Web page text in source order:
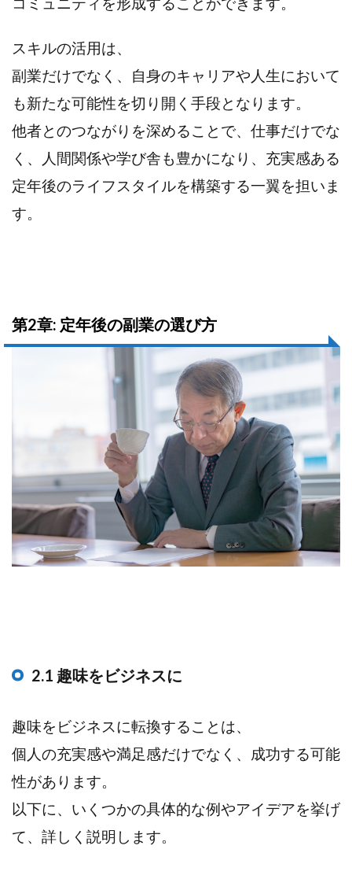
スキルの活用は、
副業だけでなく、自身のキャリアや人生において
も新たな可能性を切り開く手段となります。
他者とのつながりを深めることで、仕事だけでな
く、人間関係や学び舎も豊かになり、充実感ある
定年後のライフスタイルを構築する一翼を担いま
す。
第2章: 定年後の副業の選び方
2.1 趣味をビジネスに
趣味をビジネスに転換することは、
個人の充実感や満足感だけでなく、成功する可能
性があります。
以下に、いくつかの具体的な例やアイデアを挙げ
て、詳しく説明します。